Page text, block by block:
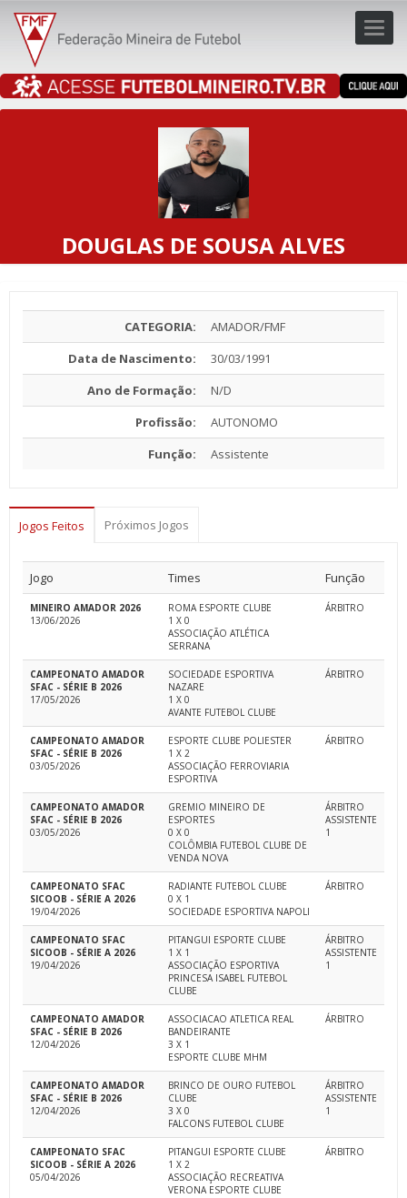
DOUGLAS DE SOUSA ALVES
CATEGORIA:
AMADOR/FMF
Data de Nascimento:
30/03/1991
Ano de Formação:
N/D
Profissão:
AUTONOMO
Função:
Assistente
Jogos Feitos Próximos Jogos
Jogo Times Função
MINEIRO AMADOR 2026
13/06/2026
ROMA ESPORTE CLUBE
1 X 0
ASSOCIAÇÃO ATLÉTICA
SERRANA
ÁRBITRO
CAMPEONATO AMADOR
SFAC - SÉRIE B 2026
17/05/2026
SOCIEDADE ESPORTIVA
NAZARE
1 X 0
AVANTE FUTEBOL CLUBE
ÁRBITRO
CAMPEONATO AMADOR
SFAC - SÉRIE B 2026
03/05/2026
ESPORTE CLUBE POLIESTER
1 X 2
ASSOCIAÇÃO FERROVIARIA
ESPORTIVA
ÁRBITRO
CAMPEONATO AMADOR
SFAC - SÉRIE B 2026
03/05/2026
GREMIO MINEIRO DE
ESPORTES
0 X 0
COLÔMBIA FUTEBOL CLUBE DE
VENDA NOVA
ÁRBITRO
ASSISTENTE
1
CAMPEONATO SFAC
SICOOB - SÉRIE A 2026
19/04/2026
RADIANTE FUTEBOL CLUBE
0 X 1
SOCIEDADE ESPORTIVA NAPOLI
ÁRBITRO
CAMPEONATO SFAC
SICOOB - SÉRIE A 2026
19/04/2026
PITANGUI ESPORTE CLUBE
1 X 1
ASSOCIAÇÃO ESPORTIVA
PRINCESA ISABEL FUTEBOL
CLUBE
ÁRBITRO
ASSISTENTE
1
CAMPEONATO AMADOR
SFAC - SÉRIE B 2026
12/04/2026
ASSOCIACAO ATLETICA REAL
BANDEIRANTE
3 X 1
ESPORTE CLUBE MHM
ÁRBITRO
CAMPEONATO AMADOR
SFAC - SÉRIE B 2026
12/04/2026
BRINCO DE OURO FUTEBOL
CLUBE
3 X 0
FALCONS FUTEBOL CLUBE
ÁRBITRO
ASSISTENTE
1
CAMPEONATO SFAC
SICOOB - SÉRIE A 2026
05/04/2026
PITANGUI ESPORTE CLUBE
1 X 2
ASSOCIAÇÃO RECREATIVA
VERONA ESPORTE CLUBE
ÁRBITRO